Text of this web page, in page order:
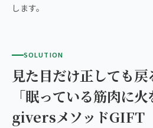
します。
SOLUTION
見た目だけ正しても
「眠っている筋肉に火
giversメソッドGIFT